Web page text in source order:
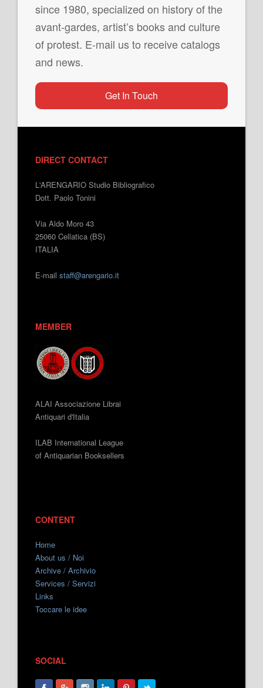
since 1980, specialized on history of the
avant-gardes, artist’s books and culture
of protest. E-mail us to receive catalogs
and news.
Get In Touch
DIRECT CONTACT
L'ARENGARIO Studio Bibliografico
Dott. Paolo Tonini
Via Aldo Moro 43
25060 Cellatica (BS)
ITALIA
E-mail staff@arengario.it
MEMBER
ALAI Associazione Librai
Antiquari d'Italia
ILAB International League
of Antiquarian Booksellers
CONTENT
Home
About us / Noi
Archive / Archivio
Services / Servizi
Links
Toccare le idee
SOCIAL